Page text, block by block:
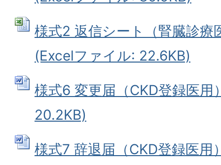
様式2 返信シート（腎臓診
(Excelファイル: 22.6KB)
様式6 変更届（CKD登録医
20.2KB)
様式7 辞退届（CKD登録医